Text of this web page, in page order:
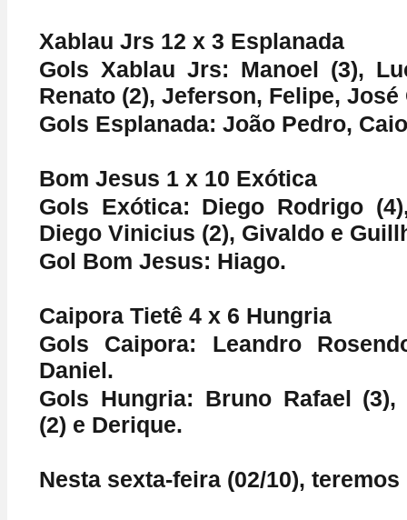
Xablau Jrs 12 x 3 Esplanada
Gols Xablau Jrs: Manoel (3),
Renato (2), Jeferson, Felipe,
Gols Esplanada: João Pedro,
Bom Jesus 1 x 10 Exótica
Gols Exótica: Diego Rodrigo
Diego Vinicius (2), Givaldo e
Gol Bom Jesus: Hiago.
Caipora Tietê 4 x 6 Hungria
Gols Caipora: Leandro
Daniel.
Gols Hungria: Bruno Rafael (3),
(2) e Derique.
Nesta sexta-feira (02/10),